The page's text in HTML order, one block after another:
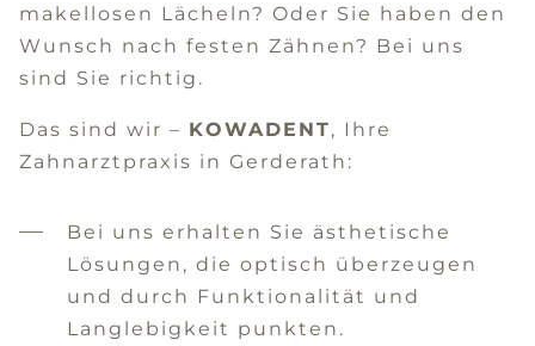
makellosen Lächeln? Oder Sie haben den
Wunsch nach festen Zähnen? Bei uns
sind Sie richtig.
Das sind wir – KOWADENT, Ihre
Zahnarztpraxis in Gerderath:
Bei uns erhalten Sie ästhetische
Lösungen, die optisch überzeugen
und durch Funktionalität und
Langlebigkeit punkten.